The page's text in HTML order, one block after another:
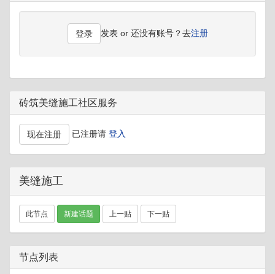
登录 发表 or 还没有账号？去注册
砖筑美缝施工社区服务
现在注册 已注册请 登入
美缝施工
此节点 新建话题 上一贴 下一贴
节点列表